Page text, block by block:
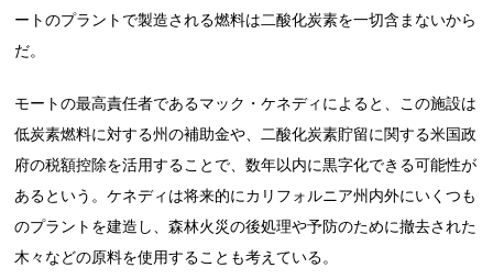
ートのプラントで製造される燃料は二酸化炭素を一切含まないから
だ。
モートの最高責任者であるマック・ケネディによると、この施設は
低炭素燃料に対する州の補助金や、二酸化炭素貯留に関する米国政
府の税額控除を活用することで、数年以内に黒字化できる可能性が
あるという。ケネディは将来的にカリフォルニア州内外にいくつも
のプラントを建造し、森林火災の後処理や予防のために撤去された
木々などの原料を使用することも考えている。